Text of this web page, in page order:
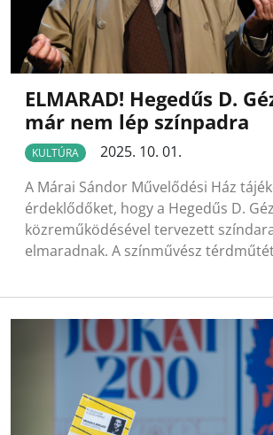
ELMARAD! Hegedűs D.
már nem lép színpadra
KULTÚRA
2025. 10. 01.
A Márai Sándor Művelődési Ház
érdeklődőket, hogy a Hegedűs D.
közreműködésével tervezett
elmaradnak. A színművész